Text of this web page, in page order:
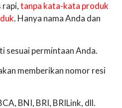
rapi,tanpa kata-kata produk
. Hanya nama Anda dan
sesuai permintaan Anda.
memberikan nomor resi
BNI, BRI, BRILink, dll.